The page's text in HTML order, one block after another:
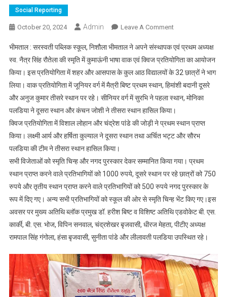
Social Reporting
October 20, 2024 Admin Leave A CommentOn
पब्लिक
स्कूल
भीमताल
में
कुमाऊंनी
भाषा
वाक
आयोजित
भीमताल : सरस्वती पब्लिक स्कूल, निशौला भीमताल ने अपने संस्थापक एवं प्रथम अध्यक्ष
स्व. नैत्र सिंह रौतेला की स्मृति में कुमाऊंनी भाषा वाक एवं क्विज प्रतियोगिता का आयोजन
किया। इस प्रतियोगिता में शहर और आसपास के कुल आठ विद्यालयों के 32 छात्रों ने भाग
लिया। वाक प्रतियोगिता में जूनियर वर्ग में मैत्री बिष्ट प्रथम स्थान, हिमांशी बदानी दूसरे
और अनुज कुमार तीसरे स्थान पर रहे। सीनियर वर्ग में सुरभि ने पहला स्थान, मोनिका
पलडिया ने दूसरा स्थान और कंचन जोशी ने तीसरा स्थान हासिल किया।
क्विज प्रतियोगिता में विशाल लोहान और चंद्रेश पांडे की जोड़ी ने प्रथम स्थान प्राप्त
किया। लक्ष्मी आर्य और हर्षिता कुल्याल ने दूसरा स्थान तथा अर्चित भट्ट और सौरभ
पलडिया की टीम ने तीसरा स्थान हासिल किया।
सभी विजेताओं को स्मृति चिन्ह और नगद पुरस्कार देकर सम्मानित किया गया। प्रथम
स्थान प्राप्त करने वाले प्रतिभागियों को 1000 रुपये, दूसरे स्थान पर रहे छात्रों को 750
रुपये और तृतीय स्थान प्राप्त करने वाले प्रतिभागियों को 500 रुपये नगद पुरस्कार के
रूप में दिए गए। अन्य सभी प्रतिभागियों को स्कूल की ओर से स्मृति चिन्ह भेंट किए गए।इस
अवसर पर मुख्य अतिथि ब्लॉक प्रमुख डॉ. हरीश बिष्ट व विशिष्ट अतिथि एडवोकेट बी. एस.
कार्की, बी. एस. भोज, विपिन सनवाल, चंद्रशेखर बृजवासी, धीरज मेहता, पीटीए अध्यक्ष
रामपाल सिंह गंगोला, हंसा बृजवासी, सुनीता पांडे और लीलावती पलडिया उपस्थित रहे।